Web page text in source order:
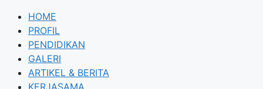
HOME
PROFIL
PENDIDIKAN
GALERI
ARTIKEL & BERITA